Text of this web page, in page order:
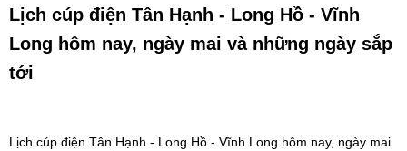
Lịch cúp điện Tân Hạnh - Long Hồ - Vĩnh
Long hôm nay, ngày mai và những ngày sắp
tới
Lịch cúp điện Tân Hạnh - Long Hồ - Vĩnh Long hôm nay, ngày mai